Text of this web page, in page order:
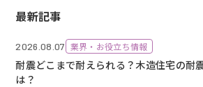
最新記事
2026.08.07 業界・お役立ち情報
耐震どこまで耐えられる？木造住宅の耐
は？